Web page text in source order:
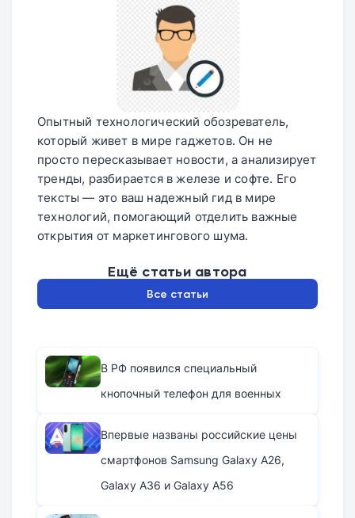
Опытный технологический обозреватель,
который живет в мире гаджетов. Он не
просто пересказывает новости, а анализирует
тренды, разбирается в железе и софте. Его
тексты — это ваш надежный гид в мире
технологий, помогающий отделить важные
открытия от маркетингового шума.
Ещё статьи автора
Все статьи
В РФ появился специальный
кнопочный телефон для военных
Впервые названы российские цены
смартфонов Samsung Galaxy A26,
Galaxy A36 и Galaxy A56